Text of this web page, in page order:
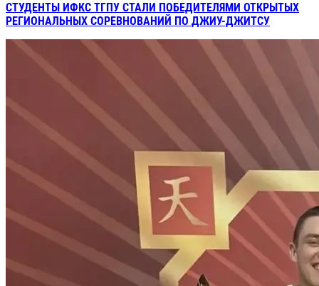
СТУДЕНТЫ ИФКС ТГПУ СТАЛИ ПОБЕДИТЕЛЯМИ ОТКРЫТЫХ
РЕГИОНАЛЬНЫХ СОРЕВНОВАНИЙ ПО ДЖИУ-ДЖИТСУ